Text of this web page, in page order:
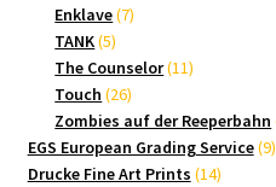
Enklave 77
TANK 55
Produkte
The Counselor 1111
Touch 2626
Produkte
Zombies auf der Reeperbahn
EGS European Grading Service 99
Drucke Fine Art Prints 1414